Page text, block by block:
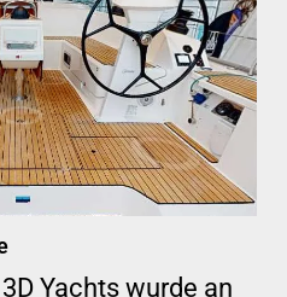
Yachts wurde an